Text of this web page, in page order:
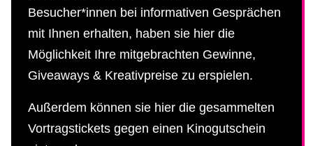
Besucher*innen bei informativen Gesprächen
mit Ihnen erhalten, haben sie hier die
Möglichkeit Ihre mitgebrachten Gewinne,
Giveaways & Kreativpreise zu erspielen.
Außerdem können sie hier die gesammelten
Vortragstickets gegen einen Kinogutschein